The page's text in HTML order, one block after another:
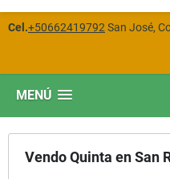
Cel.+50662419792 San José,
MENÚ
Vendo Quinta en San